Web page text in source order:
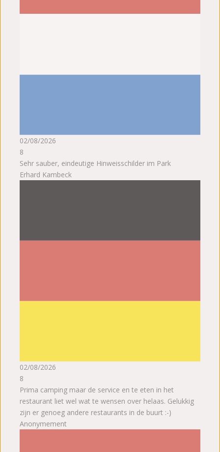
02/08/2026
8
Sehr sauber, eindeutige Hinweisschilder im Park
Erhard Kambeck
02/08/2026
8
Prima camping maar de service en te eten in het
restaurant liet wel wat te wensen over helaas. Gelukkig
zijn er genoeg andere restaurants in de buurt :-)
Anonymement